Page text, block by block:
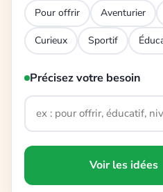
Pour offrir Aventurier
Curieux Sportif
Précisez votre besoin
Voir les idées